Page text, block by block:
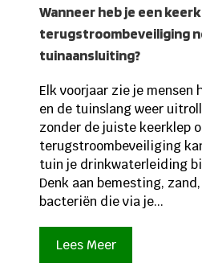
Wanneer heb je een
terugstroombeveiliging
tuinaansluiting?
Elk voorjaar zie je mensen
en de tuinslang weer
zonder de juiste keerklep
terugstroombeveiliging
tuin je drinkwaterleiding
Denk aan bemesting,
bacteriën die via je...
Lees Meer